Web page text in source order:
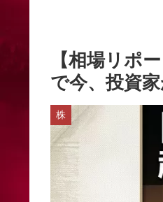
【相場リポ
で今、投資
株